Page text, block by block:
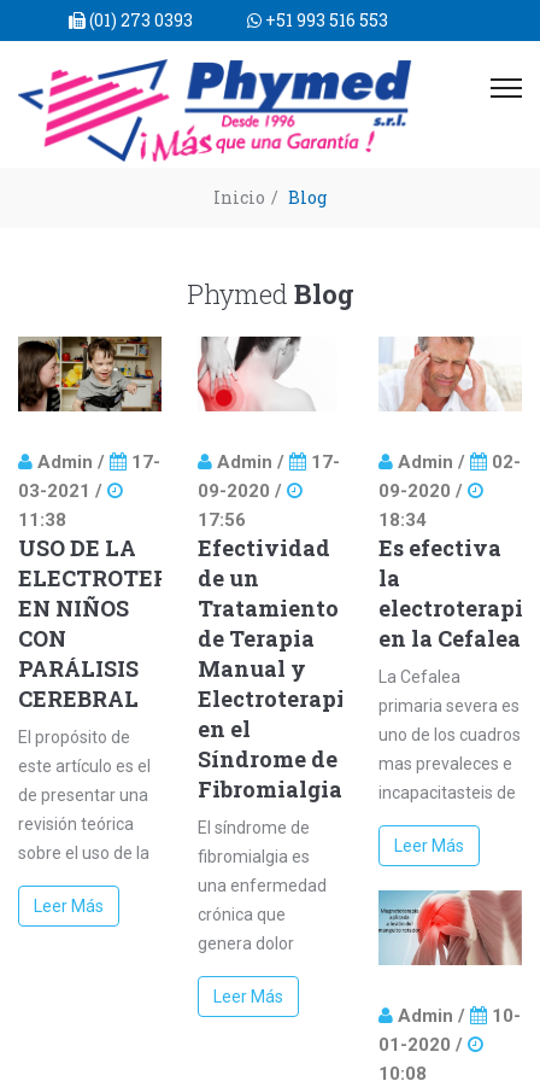
(01) 273 0393 +51 993 516 553
Inicio / Blog
Phymed Blog
Admin /
17-
03-2021 /
11:38
USO DE LA
ELECTROTERAPIA
EN NIÑOS
CON
PARÁLISIS
CEREBRAL
El propósito de
este artículo es el
de presentar una
revisión teórica
sobre el uso de la
electroterapia en
niños con parálisis
Leer Más
Admin /
17-
09-2020 /
17:56
Efectividad
de un
Tratamiento
de Terapia
Manual y
Electroterapia
en el
Síndrome de
Fibromialgia
El síndrome de
fibromialgia es
una enfermedad
crónica que
genera dolor
generalizado por
todo el cuerpo y
Leer Más
Admin /
02-
09-2020 /
18:34
Es efectiva
la
electroterapia
en la Cefalea
La Cefalea
primaria severa es
uno de los cuadros
mas prevaleces e
incapacitasteis de
nuestra sociedad.
El alto coste que
tratamiento ha
hecho que sean
muchos los
intenten buscar la
mejor opción
Leer Más
Admin /
10-
01-2020 /
10:08